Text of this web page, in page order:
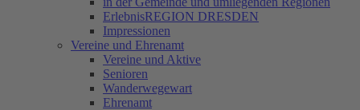
ErlebnisREGION DRESDEN
Impressionen
Vereine und Ehrenamt
Vereine und Aktive
Senioren
Wanderwegewart
Ehrenamt